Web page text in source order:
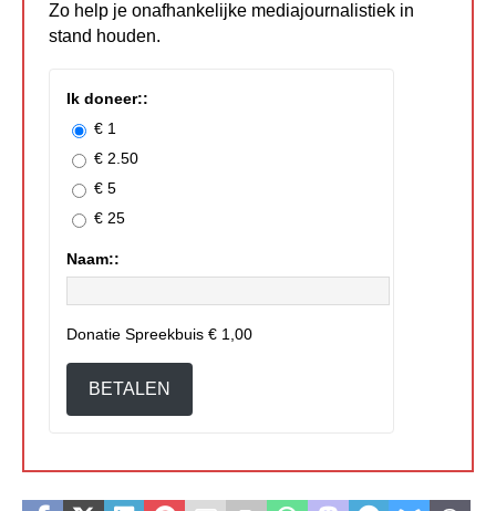
Zo help je onafhankelijke mediajournalistiek in
stand houden.
Ik doneer::
€ 1
€ 2.50
€ 5
€ 25
Naam::
Donatie Spreekbuis € 1,00
BETALEN